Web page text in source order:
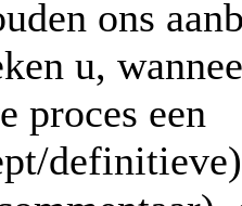
ons
u,
proces een